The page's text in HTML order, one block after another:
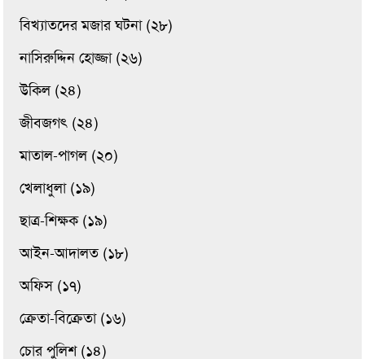
বিখ্যাতদের মজার ঘটনা (২৮)
নাসিরুদ্দিন হোজ্জা (২৬)
উকিল (২৪)
জীবজগৎ (২৪)
মাতাল-পাগল (২০)
খেলাধুলা (১৯)
ছাত্র-শিক্ষক (১৯)
আইন-আদালত (১৮)
অফিস (১৭)
ক্রেতা-বিক্রেতা (১৬)
চোর পুলিশ (১৪)